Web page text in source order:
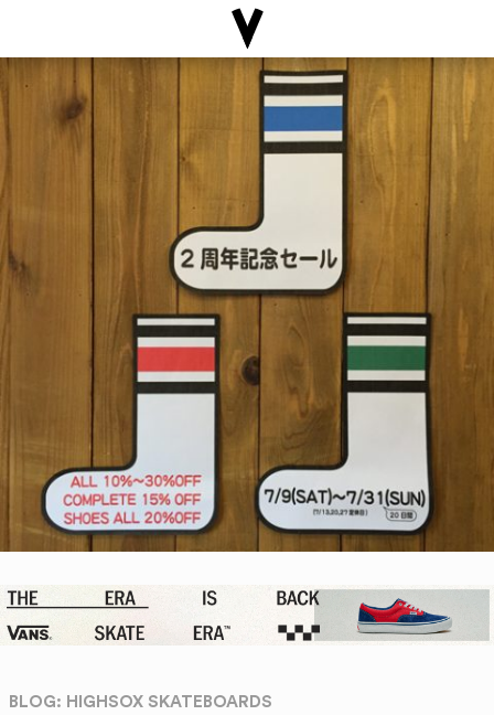
BLOG: HIGHSOX SKATEBOARDS